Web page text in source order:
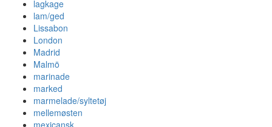
lagkage
lam/ged
Lissabon
London
Madrid
Malmö
marinade
marked
marmelade/syltetøj
mellemøsten
mexicansk